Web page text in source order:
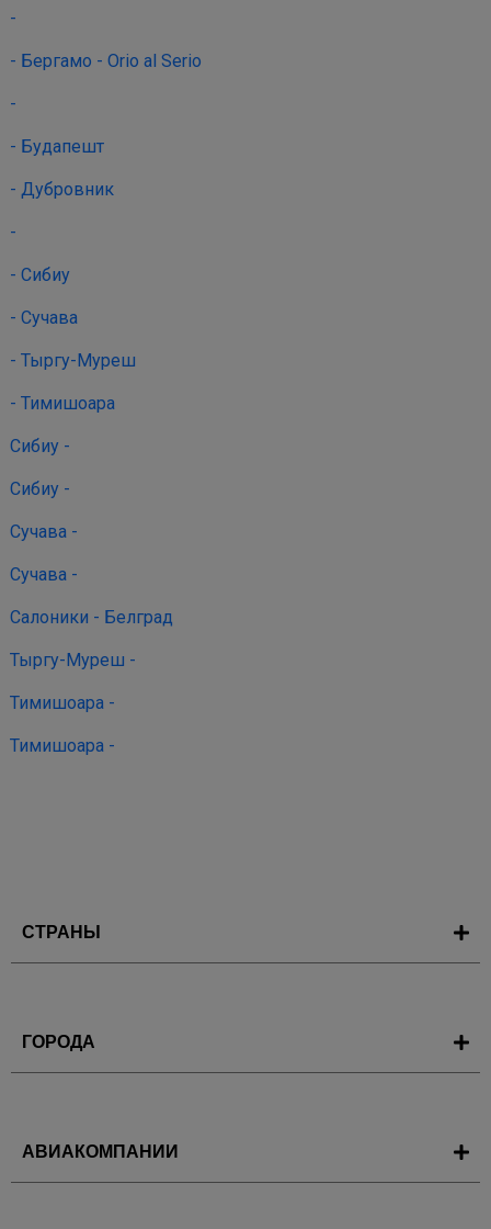
-
- Бергамо - Orio al Serio
-
- Будапешт
- Дубровник
-
- Сибиу
- Сучава
- Тыргу-Муреш
- Тимишоара
Сибиу -
Сибиу -
Сучава -
Сучава -
Салоники - Белград
Тыргу-Муреш -
Тимишоара -
Тимишоара -
СТРАНЫ
ГОРОДА
АВИАКОМПАНИИ